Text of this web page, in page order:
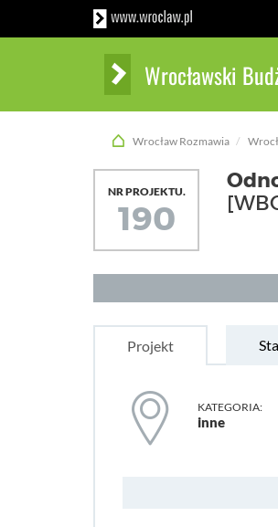
Wrocławski
Wrocław Rozmawia
NR PROJEKTU.
190
Projekt
KATEGORIA:
inne